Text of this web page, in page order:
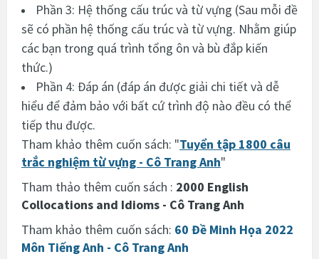
Phần 3: Hệ thống cấu trúc và từ vựng (Sau mỗi đề
sẽ có phần hệ thống cấu trúc và từ vựng. Nhằm giúp
các bạn trong quá trình tổng ôn và bù đắp kiến
thức.)
Phần 4: Đáp án (đáp án được giải chi tiết và dễ
hiểu để đảm bảo với bất cứ trình độ nào đều có thể
tiếp thu được.
Tham khảo thêm cuốn sách: "Tuyển tập 1800 câu
trắc nghiệm từ vựng - Cô Trang Anh"
Tham thảo thêm cuốn sách : 2000 English
Collocations and Idioms - Cô Trang Anh
Tham khảo thêm cuốn sách: 60 Đề Minh Họa 2022
Môn Tiếng Anh - Cô Trang Anh